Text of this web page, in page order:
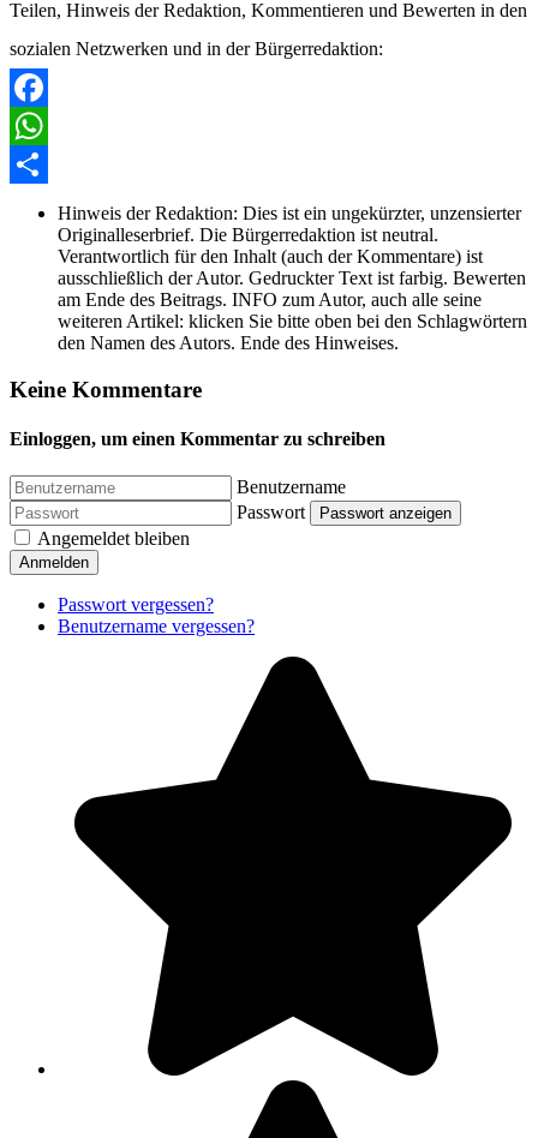
Teilen, Hinweis der Redaktion, Kommentieren und Bewerten in den
sozialen Netzwerken und in der Bürgerredaktion:
Facebook
WhatsApp
Hinweis der Redaktion: Dies ist ein ungekürzter, unzensierter
Originalleserbrief. Die Bürgerredaktion ist neutral.
Verantwortlich für den Inhalt (auch der Kommentare) ist
ausschließlich der Autor. Gedruckter Text ist farbig. Bewerten
am Ende des Beitrags. INFO zum Autor, auch alle seine
weiteren Artikel: klicken Sie bitte oben bei den Schlagwörtern
den Namen des Autors. Ende des Hinweises.
Keine Kommentare
Einloggen, um einen Kommentar zu schreiben
Benutzername
Passwort
Passwort anzeigen
Angemeldet bleiben
Anmelden
Passwort vergessen?
Benutzername vergessen?